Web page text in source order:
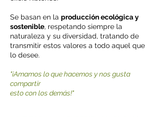
Se basan en la producción ecológica y
sostenible, respetando siempre la
naturaleza y su diversidad, tratando de
transmitir estos valores a todo aquel que
lo desee.
"¡Amamos lo que hacemos y nos gusta
compartir
esto con los demás!"